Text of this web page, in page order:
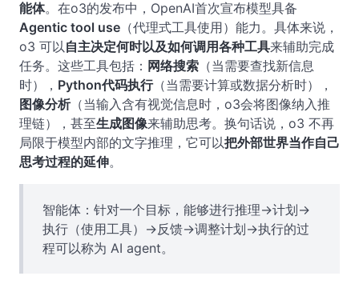
能体。在o3的发布中，OpenAI首次宣布模型具备
Agentic tool use （代理式工具使用）能力。具体来说，
o3 可以 自主决定何时以及如何调用各种工具来辅助完成
任务。这些工具包括： 网络搜索 （当需要查找新信息
时）， Python代码执行（当需要计算或数据分析时），
图像分析（当输入含有视觉信息时，o3会将图像纳入推
理链），甚至生成图像来辅助思考。换句话说，o3 不再
局限于模型内部的文字推理，它可以把外部世界当作自己
思考过程的延伸。
智能体：针对一个目标，能够进行推理->计划->
执行（使用工具）->反馈->调整计划->执行的过
程可以称为 AI agent。